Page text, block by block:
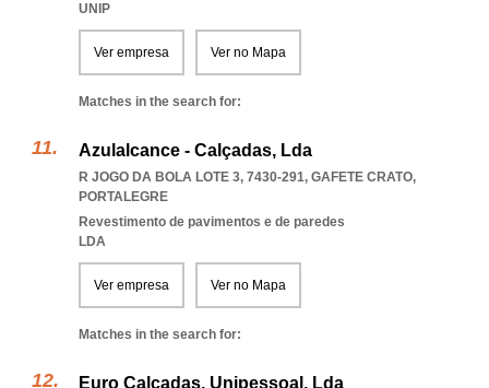
UNIP
Ver empresa Ver no Mapa
Matches in the search for:
Azulalcance - Calçadas, Lda
R JOGO DA BOLA LOTE 3, 7430-291, GAFETE CRATO,
PORTALEGRE
Revestimento de pavimentos e de paredes
LDA
Ver empresa Ver no Mapa
Matches in the search for:
Euro Calçadas, Unipessoal, Lda